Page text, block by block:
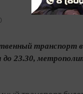
транспорт
23.30,